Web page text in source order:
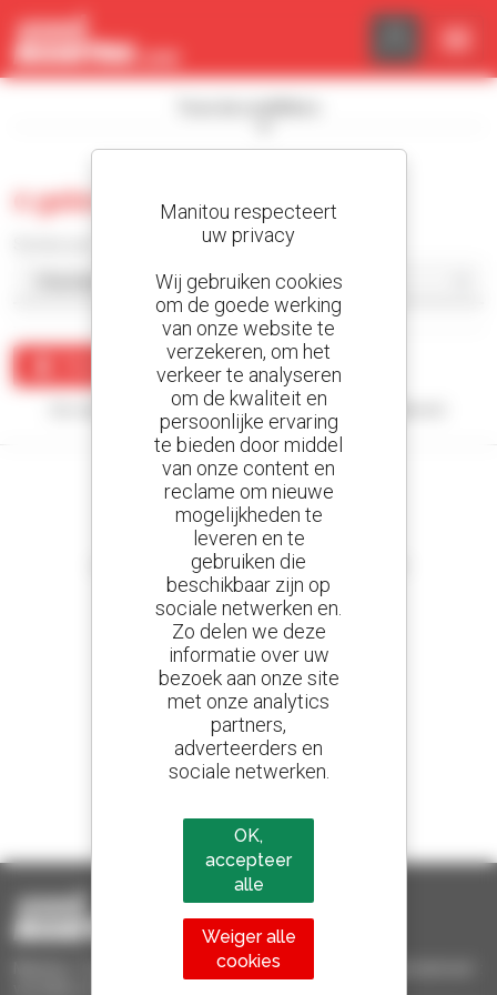
0 gebruikt heftruck met mast
Maak een waarschuwing
Uw zoekopdracht heeft geen enkel resultaat opgeleverd.
Stel meldingen in
en ontvang advertenties van tweedehandsmaterieel
800 dealers
Manitou wereldwijd
Verkocht in de wereld is een manitou
Manitou Tweedehands - Tweedehands behandelingsmaterieel :
Cookies beheer paneel
Manitou respecteert
uw privacy
Wij gebruiken cookies
om de goede werking
van onze website te
verzekeren, om het
verkeer te analyseren
om de kwaliteit en
persoonlijke ervaring
te bieden door middel
van onze content en
reclame om nieuwe
mogelijkheden te
leveren en te
gebruiken die
beschikbaar zijn op
sociale netwerken en.
Zo delen we deze
informatie over uw
bezoek aan onze site
met onze analytics
partners,
adverteerders en
sociale netwerken.
OK,
accepteer
alle
Weiger alle
cookies